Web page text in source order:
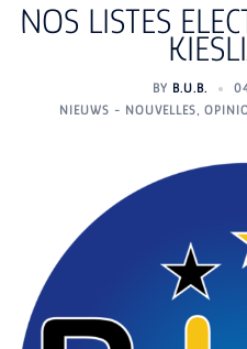
NOS LISTES
BY B.U.B.
NIEUWS - NOUVELLES,